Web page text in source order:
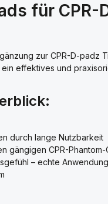
für
zur CPR-D-
effektives und
durch lange Nutzbarkeit
gängigen CPR-
– echte